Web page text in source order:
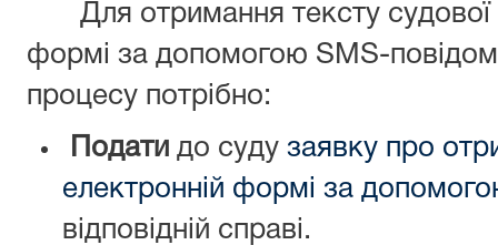
Для отримання тексту судової
формі за допомогою SMS-
процесу потрібно:
Подати до суду заявку про
електронній формі за
відповідній справі.